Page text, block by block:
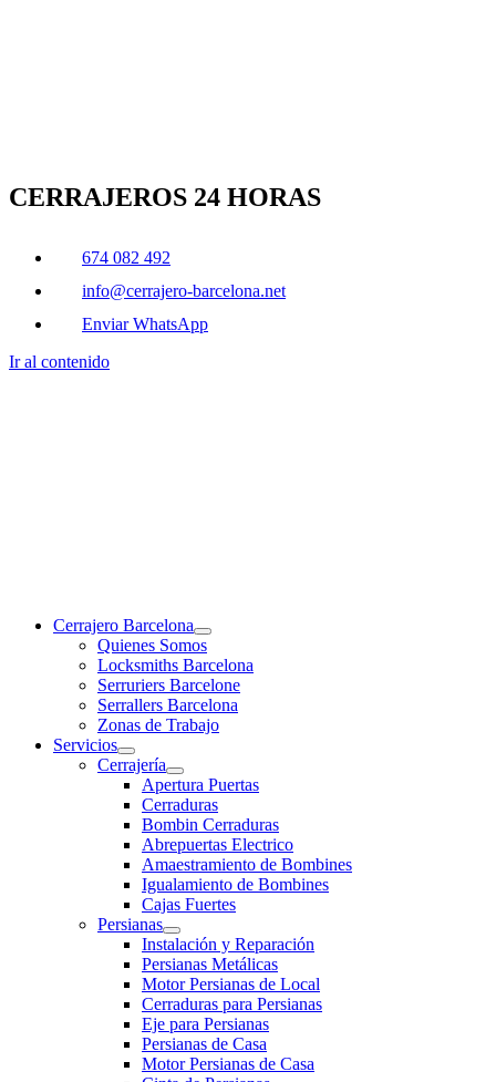
CERRAJEROS 24 HORAS
674 082 492
info@cerrajero-barcelona.net
Enviar WhatsApp
Ir al contenido
Cerrajero Barcelona
Quienes Somos
Locksmiths Barcelona
Serruriers Barcelone
Serrallers Barcelona
Zonas de Trabajo
Servicios
Cerrajería
Apertura Puertas
Cerraduras
Bombin Cerraduras
Abrepuertas Electrico
Amaestramiento de Bombines
Igualamiento de Bombines
Cajas Fuertes
Persianas
Instalación y Reparación
Persianas Metálicas
Motor Persianas de Local
Cerraduras para Persianas
Eje para Persianas
Persianas de Casa
Motor Persianas de Casa